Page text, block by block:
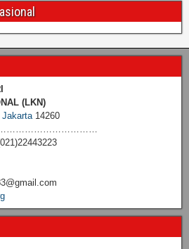
(LKN)
Jakarta14260